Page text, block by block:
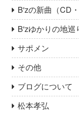
B'zの新曲（CD
B'zゆかりの地巡
サポメン
その他
ブログについて
松本孝弘